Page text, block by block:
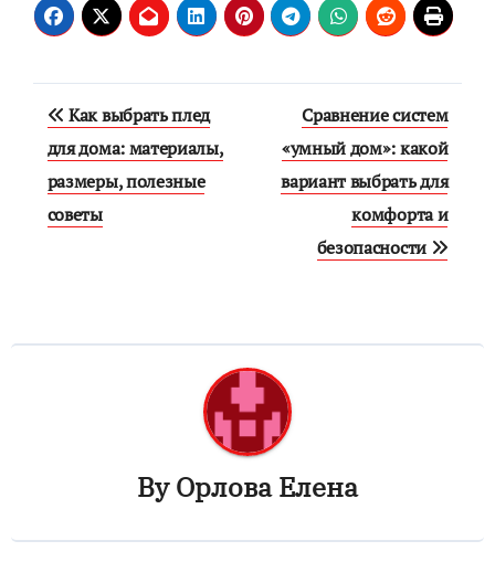
Навигация
по
записям
Как выбрать плед
для дома: материалы,
размеры, полезные
советы
Сравнение систем
«умный дом»: какой
вариант выбрать для
комфорта и
безопасности
ByОрлова Елена